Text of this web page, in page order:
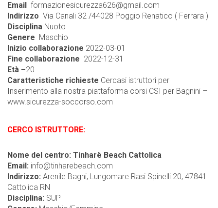
Email formazionesicurezza626@gmail.com
Indirizzo Via Canali 32 /44028 Poggio Renatico ( Ferrara )
Disciplina Nuoto
Genere Maschio
Inizio collaborazione 2022-03-01
Fine collaborazione 2022-12-31
Età –20
Caratteristiche richieste Cercasi istruttori per
Inserimento alla nostra piattaforma corsi CSI per Bagnini –
www.sicurezza-soccorso.com
CERCO ISTRUTTORE:
Nome del centro: Tinharè Beach Cattolica
Email: info@tinharebeach.com
Indirizzo: Arenile Bagni, Lungomare Rasi Spinelli 20, 47841
Cattolica RN
Disciplina: SUP